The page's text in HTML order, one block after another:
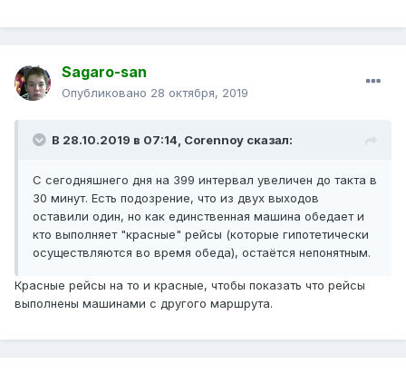
Sagaro-san
Опубликовано 28 октября, 2019
В 28.10.2019 в 07:14, Corennoy сказал:
С сегодняшнего дня на 399 интервал увеличен до такта в
30 минут. Есть подозрение, что из двух выходов
оставили один, но как единственная машина обедает и
кто выполняет "красные" рейсы (которые гипотетически
осуществляются во время обеда), остаётся непонятным.
Красные рейсы на то и красные, чтобы показать что рейсы
выполнены машинами с другого маршрута.